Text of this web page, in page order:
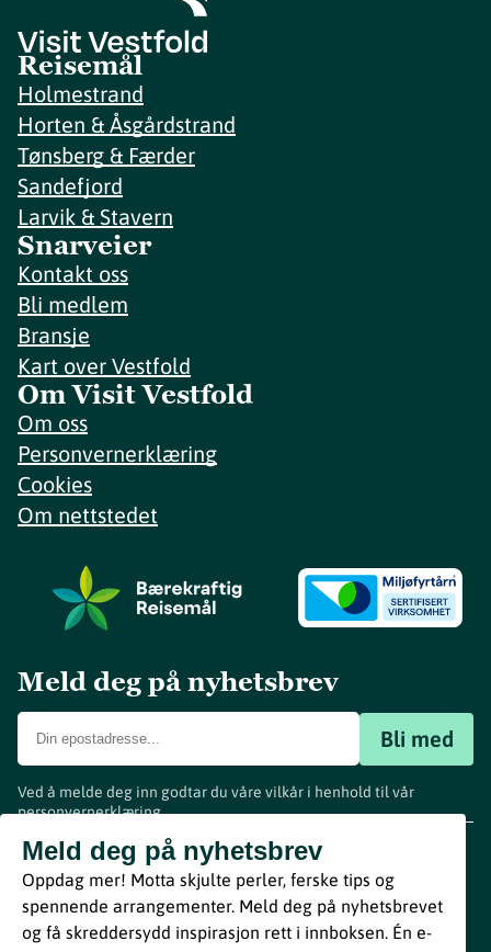
Reisemål
Holmestrand
Horten & Åsgårdstrand
Tønsberg & Færder
Sandefjord
Larvik & Stavern
Snarveier
Kontakt oss
Bli medlem
Bransje
Kart over Vestfold
Om Visit Vestfold
Om oss
Personvernerklæring
Cookies
Om nettstedet
Meld deg på nyhetsbrev
Bli med
Ved å melde deg inn godtar du våre vilkår i henhold til vår
personvernerklæring.
Meld deg på nyhetsbrev
Oppdag mer! Motta skjulte perler, ferske tips og
spennende arrangementer. Meld deg på nyhetsbrevet
og få skreddersydd inspirasjon rett i innboksen. Én e-
www.visitvestfold.com
Turistinformasjon
Vestfold Fylkeskommune
ByBreakfast